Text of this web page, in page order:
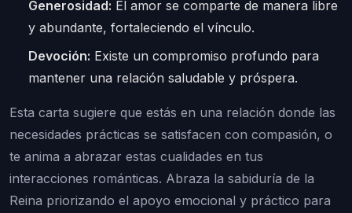
Generosidad: El amor se comparte de manera libre
y abundante, fortaleciendo el vínculo.
Devoción: Existe un compromiso profundo para
mantener una relación saludable y próspera.
Esta carta sugiere que estás en una relación donde las
necesidades prácticas se satisfacen con compasión, o
te anima a abrazar estas cualidades en tus
interacciones románticas. Abraza la sabiduría de la
Reina priorizando el apoyo emocional y práctico para